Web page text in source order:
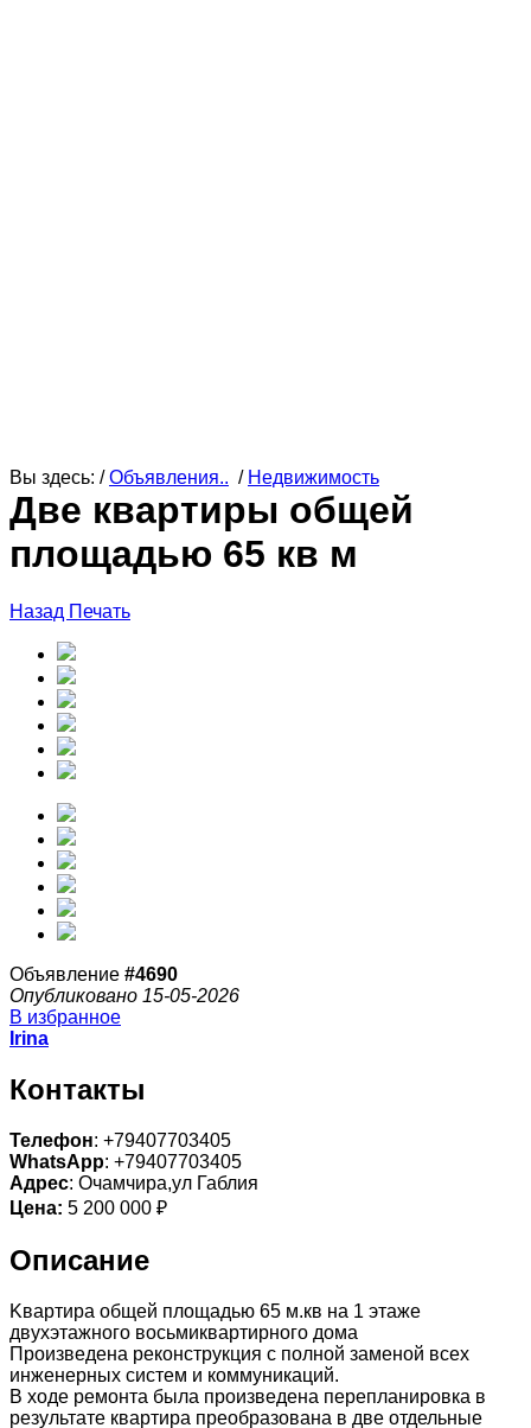
Вы здесь: /Объявления.. / Недвижимость
Две квартиры общей
площадью 65 кв м
Назад Печать
Объявление #4690
Опубликовано 15-05-2026
В избранное
Irina
Контакты
Телефон: +79407703405
WhatsApp: +79407703405
Адрес: Очамчира,ул Габлия
Цена: 5 200 000 ₽
Описание
Kвaртира общей площадью 65 м.кв на 1 этаже
двухэтажного восьмиквартирного дома
Произведена реконструкция с полной заменой всех
инженерных систем и коммуникаций.
В ходе ремонта была произведена перепланировка в
результате квартира преобразована в две отдельные